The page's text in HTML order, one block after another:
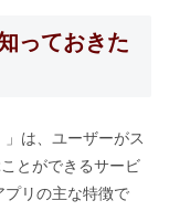
っておきた
は、ユーザーがス
とができるサービ
プリの主な特徴で